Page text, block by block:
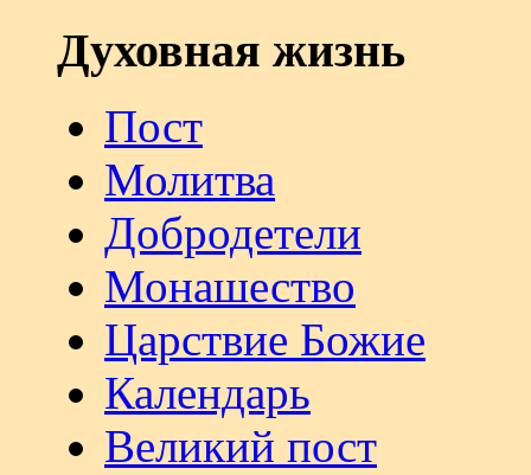
Духовная жизнь
Пост
Молитва
Добродетели
Монашество
Царствие Божие
Календарь
Великий пост